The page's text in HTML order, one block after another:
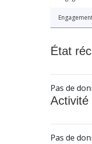
État
Pas de
Activité
Pas de